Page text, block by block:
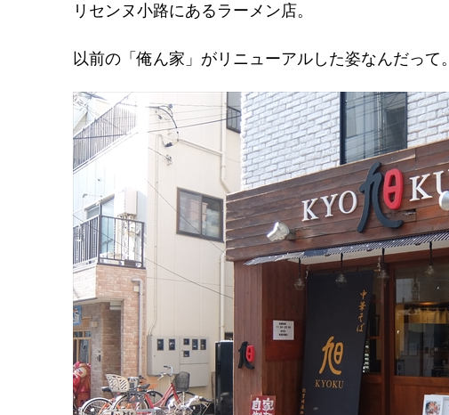
リセンヌ小路にあるラーメン店。
以前の「俺ん家」がリニューアルした姿なんだって。